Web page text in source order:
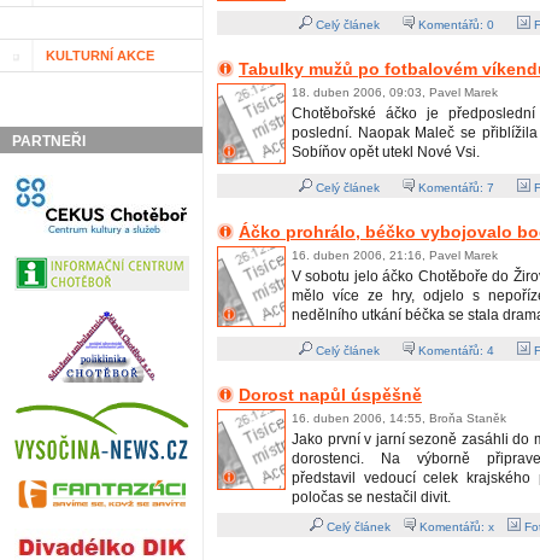
KULTURNÍ AKCE
PARTNEŘI
Celý článek Komentářů: 0
Tabulky mužů po fotbalovém
18. duben 2006, 09:03, Pavel Marek
Chotěbořské áčko je
poslední. Naopak Maleč se
Sobíňov opět utekl Nové Vsi.
Celý článek Komentářů: 7
Áčko prohrálo, béčko vybojovalo
16. duben 2006, 21:16, Pavel Marek
V sobotu jelo áčko Chotěboře do
mělo více ze hry, odjelo s
nedělního utkání béčka se stala
Celý článek Komentářů: 4
Dorost napůl úspěšně
16. duben 2006, 14:55, Broňa Staněk
Jako první v jarní sezoně zasáhli do
dorostenci. Na výborně
představil vedoucí celek krajského
poločas se nestačil divit.
Celý článek Komentářů: x